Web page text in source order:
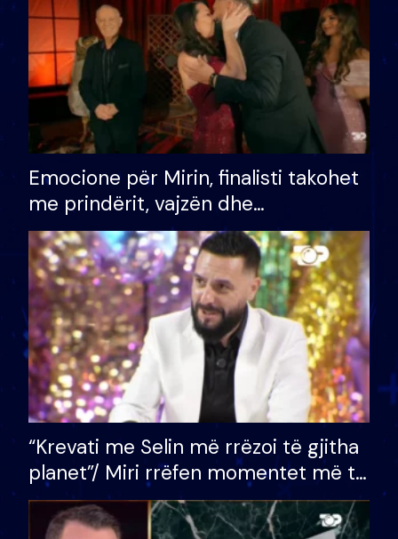
Emocione për Mirin, finalisti takohet
me prindërit, vajzën dhe
bashkëshorten: S’kemi ndonjë letër
divorci apo jo?
“Krevati me Selin më rrëzoi të gjitha
planet”/ Miri rrëfen momentet më të
bukura në shtëpinë e BB VIP: Do më
mungojë zilja e mëngjesit kur…